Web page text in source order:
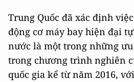
Trung Quốc đã xác định
động cơ máy bay hiện đại
nước là một trong những
trong chương trình nghiên
quốc gia kể từ năm 2016,